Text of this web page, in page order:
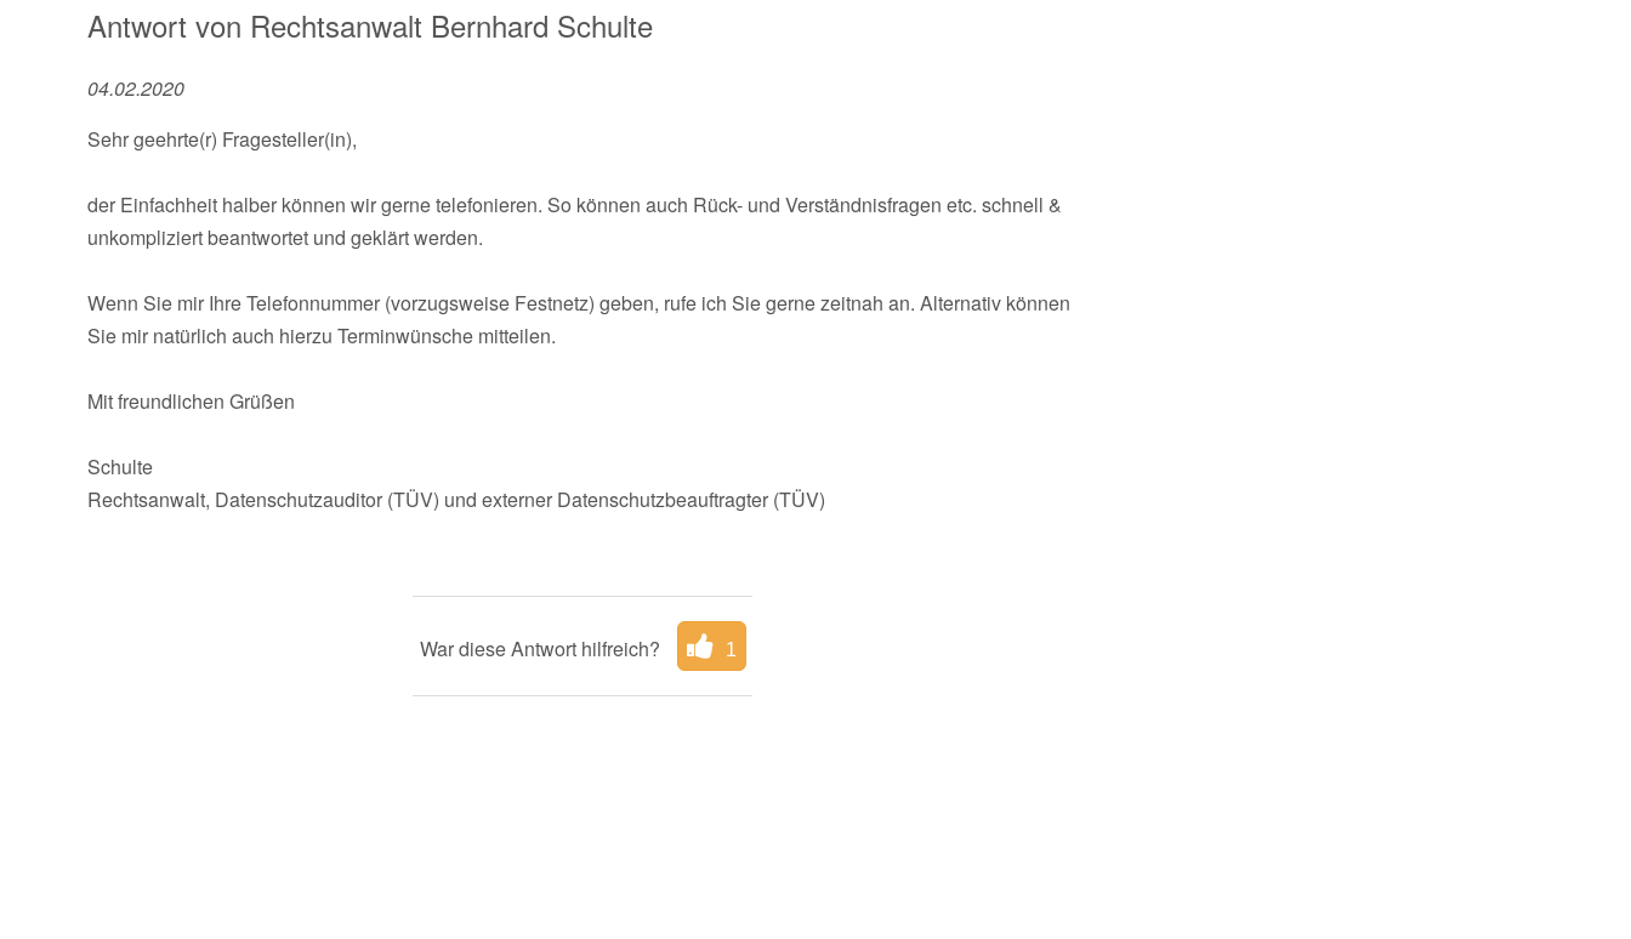
Antwort von Rechtsanwalt Bernhard Schulte
04.02.2020
Sehr geehrte(r) Fragesteller(in),
der Einfachheit halber können wir gerne telefonieren. So können auch Rück- und Verständnisfragen etc. schnell &
unkompliziert beantwortet und geklärt werden.
Wenn Sie mir Ihre Telefonnummer (vorzugsweise Festnetz) geben, rufe ich Sie gerne zeitnah an. Alternativ können
Sie mir natürlich auch hierzu Terminwünsche mitteilen.
Mit freundlichen Grüßen
Schulte
Rechtsanwalt, Datenschutzauditor (TÜV) und externer Datenschutzbeauftragter (TÜV)
War diese Antwort hilfreich? 1